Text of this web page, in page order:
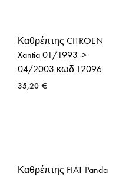
Καθρέπτης CITROEN
Xantia 01/1993 ->
04/2003 κωδ.12096
35,20 €
Καθρέπτης FIAT Panda